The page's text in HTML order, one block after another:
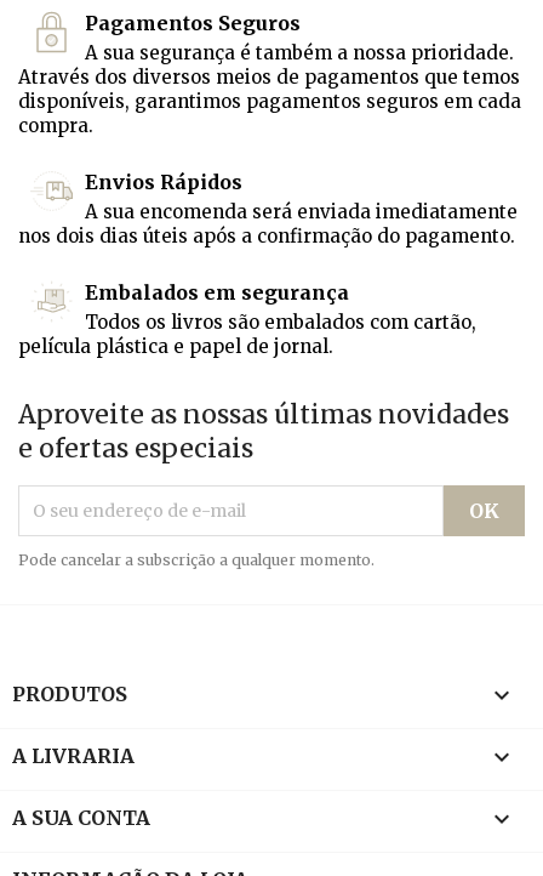
Pagamentos Seguros
A sua segurança é também a nossa prioridade.
Através dos diversos meios de pagamentos que temos
disponíveis, garantimos pagamentos seguros em cada
compra.
Envios Rápidos
A sua encomenda será enviada imediatamente
nos dois dias úteis após a confirmação do pagamento.
Embalados em segurança
Todos os livros são embalados com cartão,
película plástica e papel de jornal.
Aproveite as nossas últimas novidades
e ofertas especiais
Pode cancelar a subscrição a qualquer momento.
PRODUTOS 
A LIVRARIA 
A SUA CONTA 